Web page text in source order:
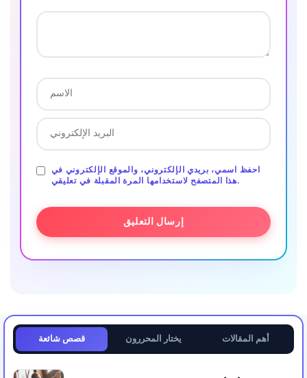
احفظ اسمي، بريدي الإلكتروني، والموقع الإلكتروني في
هذا المتصفح لاستخدامها المرة المقبلة في تعليقي.
قصص شائعة يختار المحررون أهم المقالات